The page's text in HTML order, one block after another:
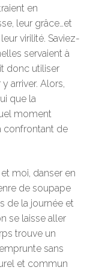
en
leur grâce…et
virilité. Saviez-
servaient à
donc utiliser
arriver. Alors,
que la
moment
confrontant de
moi, danser en
de soupape
de la journée et
se laisse aller
trouve un
sans
et commun